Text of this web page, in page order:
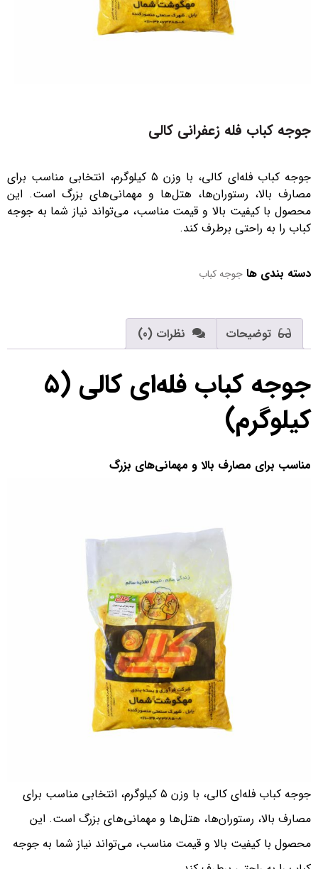
جوجه کباب فله زعفرانی کالی
جوجه کباب فله‌ای کالی، با وزن ۵ کیلوگرم، انتخابی مناسب برای
مصارف بالا، رستوران‌ها، هتل‌ها و مهمانی‌های بزرگ است. این
محصول با کیفیت بالا و قیمت مناسب، می‌تواند نیاز شما به جوجه
کباب را به راحتی برطرف کند.
دسته بندی ها جوجه کباب
توضیحات نظرات (0)
جوجه کباب فله‌ای کالی (۵
کیلوگرم)
مناسب برای مصارف بالا و مهمانی‌های بزرگ
جوجه کباب فله‌ای کالی، با وزن ۵ کیلوگرم، انتخابی مناسب برای
مصارف بالا، رستوران‌ها، هتل‌ها و مهمانی‌های بزرگ است. این
محصول با کیفیت بالا و قیمت مناسب، می‌تواند نیاز شما به جوجه